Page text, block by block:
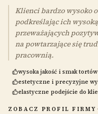
Klienci bardzo wysoko
podkreślając ich
przeważających
na powtarzające się
pracownią.
wysoka jakość i smak tortów
estetyczne i precyzyjne
elastyczne podejście do
ZOBACZ PROFIL FIRMY